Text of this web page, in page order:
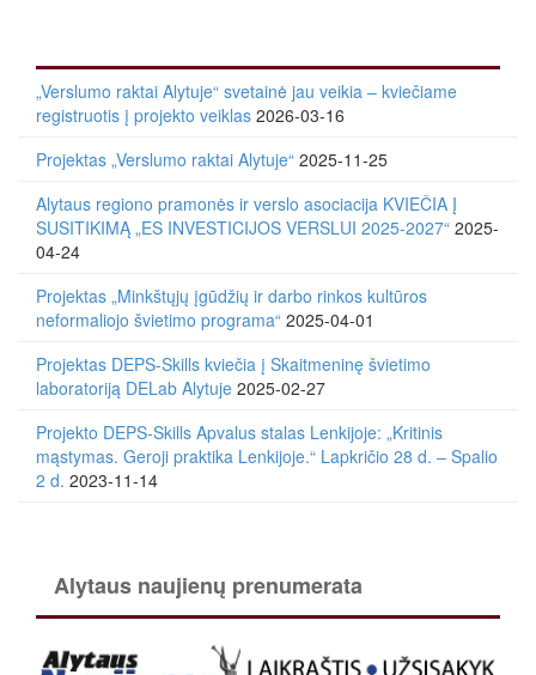
„Verslumo raktai Alytuje“ svetainė jau veikia – kviečiame
registruotis į projekto veiklas 2026-03-16
Projektas „Verslumo raktai Alytuje“ 2025-11-25
Alytaus regiono pramonės ir verslo asociacija KVIEČIA Į
SUSITIKIMĄ „ES INVESTICIJOS VERSLUI 2025-2027“ 2025-
04-24
Projektas „Minkštųjų įgūdžių ir darbo rinkos kultūros
neformaliojo švietimo programa“ 2025-04-01
Projektas DEPS-Skills kviečia į Skaitmeninę švietimo
laboratoriją DELab Alytuje 2025-02-27
Projekto DEPS-Skills Apvalus stalas Lenkijoje: „Kritinis
mąstymas. Geroji praktika Lenkijoje.“ Lapkričio 28 d. – Spalio
2 d. 2023-11-14
Alytaus naujienų prenumerata